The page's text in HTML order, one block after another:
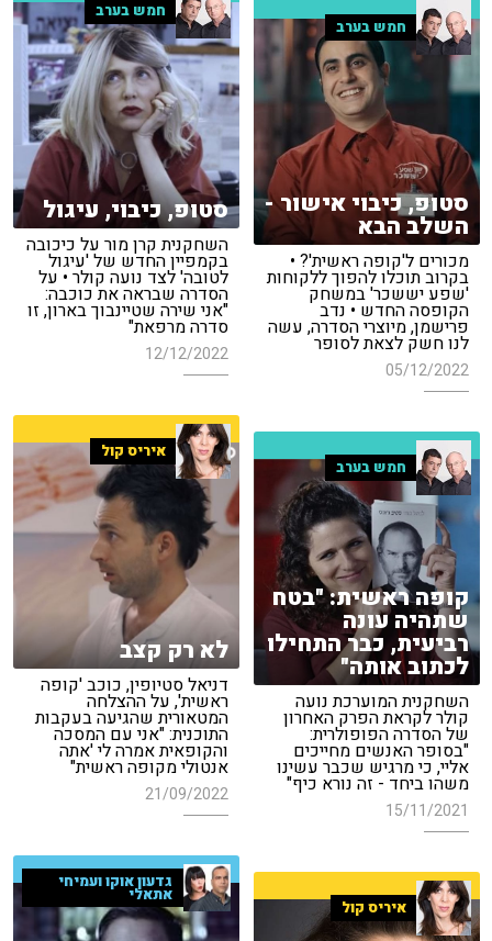
חמש בערב
סטופ, כיבוי, עיגול
השחקנית קרן מור על כיכובה
בקמפיין החדש של 'עיגול
לטובה' לצד נועה קולר • על
הסדרה שבראה את כוכבה:
"אני שירה שטיינבוך בארון, זו
סדרה מרפאת"
12/12/2022
חמש בערב
סטופ, כיבוי אישור -
השלב הבא
מכורים ל'קופה ראשית'? •
בקרוב תוכלו להפוך ללקוחות
'שפע יששכר' במשחק
הקופסה החדש • נדב
פרישמן, מיוצרי הסדרה, עשה
לנו חשק לצאת לסופר
05/12/2022
איריס קול
לא רק קצב
דניאל סטיופין, כוכב 'קופה
ראשית', על ההצלחה
המטאורית שהגיעה בעקבות
התוכנית: "אני עם המסכה
והקופאית אמרה לי 'אתה
אנטולי מקופה ראשית"
21/09/2022
חמש בערב
קופה ראשית: "בטח
שתהיה עונה
רביעית, כבר התחילו
לכתוב אותה"
השחקנית המוערכת נועה
קולר לקראת הפרק האחרון
של הסדרה הפופולרית:
"בסופר האנשים מחייכים
אליי, כי מרגיש שכבר עשינו
משהו ביחד - זה נורא כיף"
15/11/2021
גדעון אוקו ועמיחי
אתאלי
איריס קול